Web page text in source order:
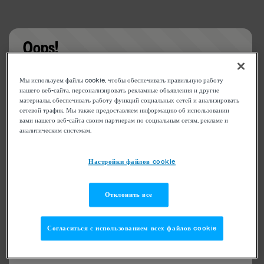
Oops!
Something went wrong. Please try refreshing the
app
Мы используем файлы cookie, чтобы обеспечивать правильную работу
нашего веб-сайта, персонализировать рекламные объявления и другие
материалы, обеспечивать работу функций социальных сетей и анализировать
сетевой трафик. Мы также предоставляем информацию об использовании
вами нашего веб-сайта своим партнерам по социальным сетям, рекламе и
аналитическим системам.
Настройки файлов cookie
Отклонить все
Согласиться с использованием всех файлов cookie